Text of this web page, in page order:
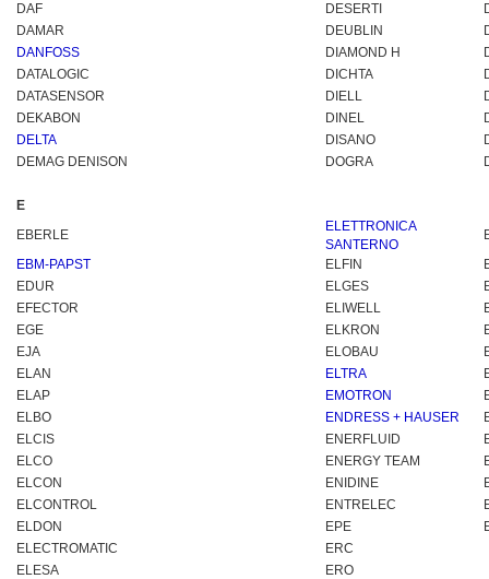
DAF
DESERTI
DAMAR
DEUBLIN
DANFOSS
DIAMOND H
DATALOGIC
DICHTA
DATASENSOR
DIELL
DEKABON
DINEL
DELTA
DISANO
DEMAG DENISON
DOGRA
E
EBERLE
ELETTRONICA
SANTERNO
EBM-PAPST
ELFIN
EDUR
ELGES
EFECTOR
ELIWELL
EGE
ELKRON
EJA
ELOBAU
ELAN
ELTRA
ELAP
EMOTRON
ELBO
ENDRESS + HAUSER
ELCIS
ENERFLUID
ELCO
ENERGY TEAM
ELCON
ENIDINE
ELCONTROL
ENTRELEC
ELDON
EPE
ELECTROMATIC
ERC
ELESA
ERO